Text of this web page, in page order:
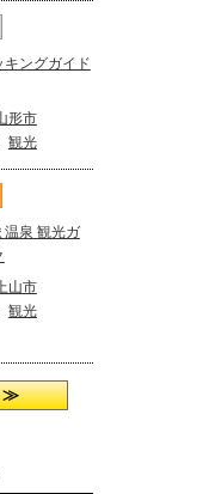
キングガイド
形市
観光
温泉 観光ガ
上山市
観光
≫